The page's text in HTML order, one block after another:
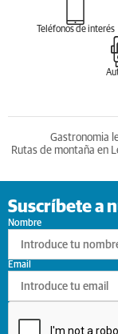
Teléfonos de interés
Gastronomia
Rutas de montaña en
Suscríbete a
Nombre
Email